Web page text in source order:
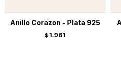
Anillo Corazon - Plata 925
$ 1.961